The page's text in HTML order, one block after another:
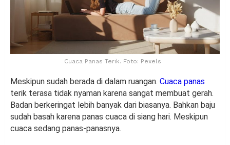
Cuaca Panas Terik. Foto: Pexels
Meskipun sudah berada di dalam ruangan. Cuaca panas
terik terasa tidak nyaman karena sangat membuat gerah.
Badan berkeringat lebih banyak dari biasanya. Bahkan baju
sudah basah karena panas cuaca di siang hari. Meskipun
cuaca sedang panas-panasnya.